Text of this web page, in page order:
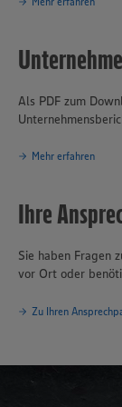
Als PDF zum
Mehr erfahren
Ihre
Sie haben Fragen
vor Ort oder
Zu Ihren